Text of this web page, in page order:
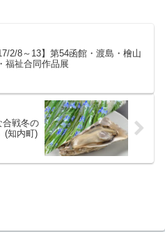
2/8～13】第54函館・渡島・檜山
福祉合同作品展
合戦冬の
(知内町)